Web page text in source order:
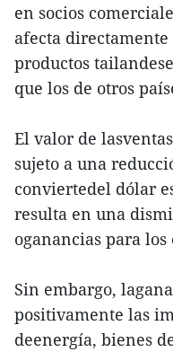
en socios
afecta
productos
que los de otros
El valor de
sujeto a una
conviertedel dólar
resulta en una
oganancias para los
Sin embargo,
positivamente las
deenergía, bienes